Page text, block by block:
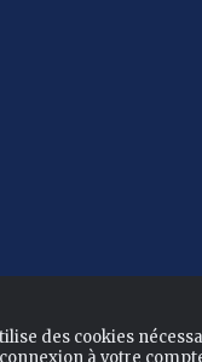
des cookies
à votre